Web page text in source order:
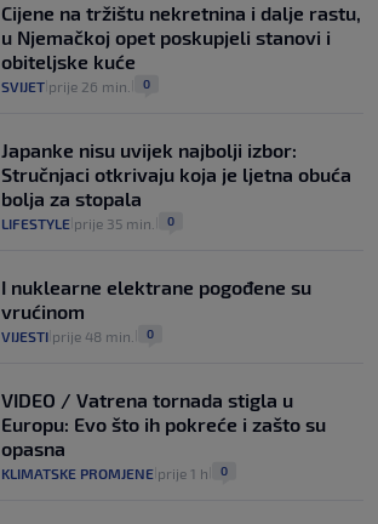
Cijene na tržištu nekretnina i dalje rastu,
u Njemačkoj opet poskupjeli stanovi i
obiteljske kuće
SVIJET prije 26 min. 0
Japanke nisu uvijek najbolji izbor:
Stručnjaci otkrivaju koja je ljetna obuća
bolja za stopala
LIFESTYLE prije 35 min. 0
I nuklearne elektrane pogođene su
vrućinom
VIJESTI prije 48 min. 0
VIDEO / Vatrena tornada stigla u
Europu: Evo što ih pokreće i zašto su
opasna
KLIMATSKE PROMJENE prije 1 h 0